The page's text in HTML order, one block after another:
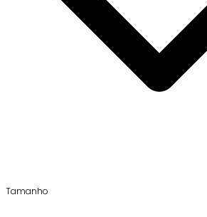
Tamanho